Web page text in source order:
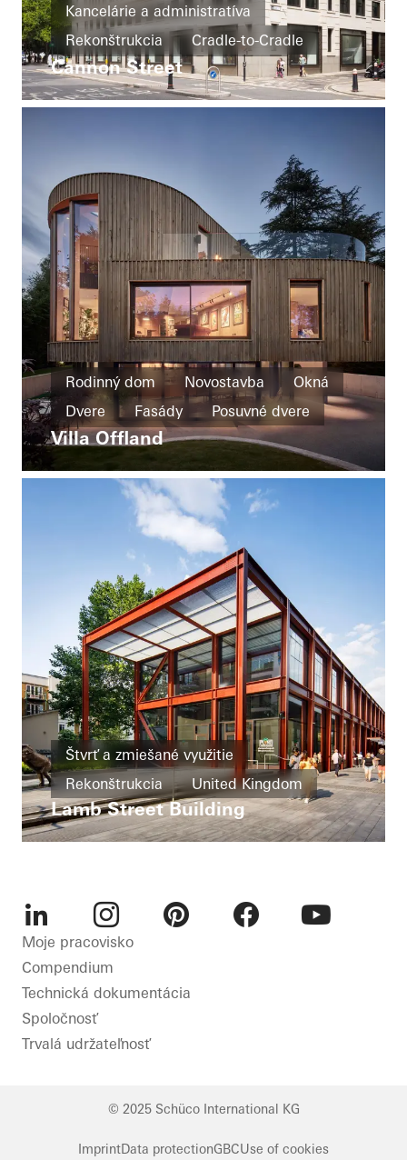
Kancelárie a administratíva
Rekonštrukcia
Cradle-to-Cradle
BREEAM
Dvere
Fasády
United Kingdom
Cannon Street
Rodinný dom Novostavba
Okná
Dvere
Fasády
Posuvné dvere
United Kingdom
Villa Offland
Štvrť a zmiešané využitie
Rekonštrukcia
United Kingdom
Lamb Street Building
LinkedInInstagram
Moje pracovisko
Compendium
Technická dokumentácia
Spoločnosť
Trvalá udržateľnosť
© 2025 Schüco International KG
ImprintData protectionGBCUse of cookies